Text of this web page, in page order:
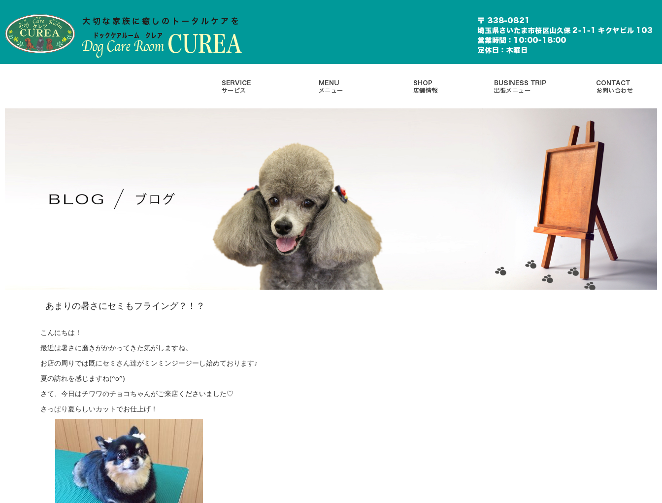
あまりの暑さにセミもフライング？！？
こんにちは！
最近は暑さに磨きがかかってきた気がしますね。
お店の周りでは既にセミさん達がミンミンジージーし始めております♪
夏の訪れを感じますね(^o^)
さて、今日はチワワのチョコちゃんがご来店くださいました♡
さっぱり夏らしいカットでお仕上げ！